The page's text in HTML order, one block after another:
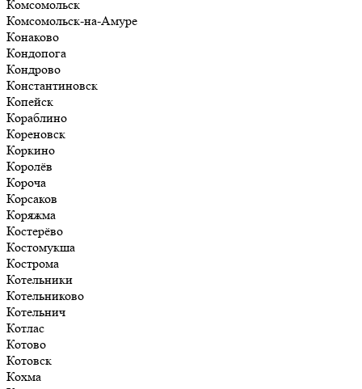
Комсомольск
Комсомольск-на-Амуре
Конаково
Кондопога
Кондрово
Константиновск
Копейск
Кораблино
Кореновск
Коркино
Королёв
Короча
Корсаков
Коряжма
Костерёво
Костомукша
Кострома
Котельники
Котельниково
Котельнич
Котлас
Котово
Котовск
Кохма